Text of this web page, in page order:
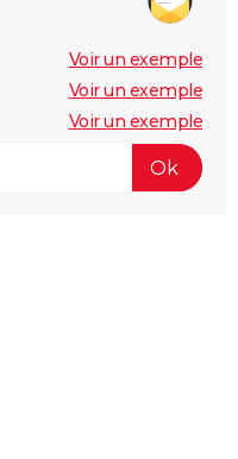
Voir un exemple
Voir un exemple
Voir un exemple